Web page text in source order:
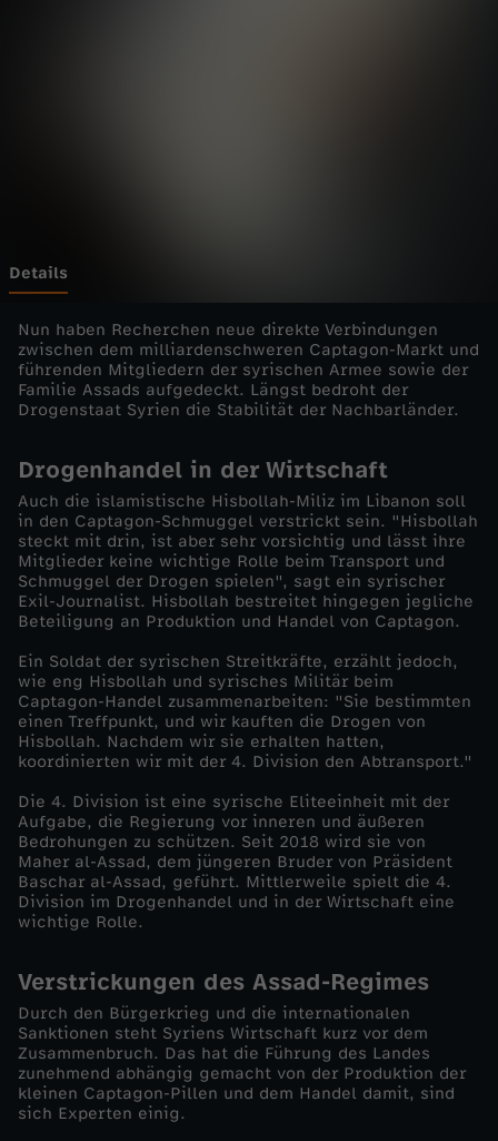
i
n
z
l
d
o
k
u
s
-
C
a
p
t
a
Details
Nun haben Recherchen neue direkte Verbindungen
zwischen dem milliardenschweren Captagon-Markt und
führenden Mitgliedern der syrischen Armee sowie der
Familie Assads aufgedeckt. Längst bedroht der
Drogenstaat Syrien die Stabilität der Nachbarländer.
Drogenhandel in der Wirtschaft
Auch die islamistische Hisbollah-Miliz im Libanon soll
in den Captagon-Schmuggel verstrickt sein. "Hisbollah
steckt mit drin, ist aber sehr vorsichtig und lässt ihre
Mitglieder keine wichtige Rolle beim Transport und
Schmuggel der Drogen spielen", sagt ein syrischer
Exil-Journalist. Hisbollah bestreitet hingegen jegliche
Beteiligung an Produktion und Handel von Captagon.
Ein Soldat der syrischen Streitkräfte, erzählt jedoch,
wie eng Hisbollah und syrisches Militär beim
Captagon-Handel zusammenarbeiten: "Sie bestimmten
einen Treffpunkt, und wir kauften die Drogen von
Hisbollah. Nachdem wir sie erhalten hatten,
koordinierten wir mit der 4. Division den Abtransport."
Die 4. Division ist eine syrische Eliteeinheit mit der
Aufgabe, die Regierung vor inneren und äußeren
Bedrohungen zu schützen. Seit 2018 wird sie von
Maher al-Assad, dem jüngeren Bruder von Präsident
Baschar al-Assad, geführt. Mittlerweile spielt die 4.
Division im Drogenhandel und in der Wirtschaft eine
wichtige Rolle.
Verstrickungen des Assad-Regimes
Durch den Bürgerkrieg und die internationalen
Sanktionen steht Syriens Wirtschaft kurz vor dem
Zusammenbruch. Das hat die Führung des Landes
zunehmend abhängig gemacht von der Produktion der
kleinen Captagon-Pillen und dem Handel damit, sind
sich Experten einig.